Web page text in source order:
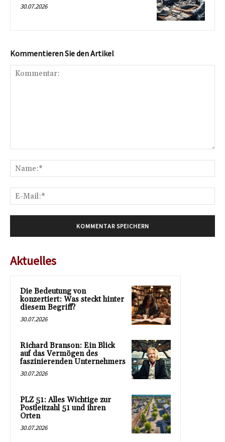
30.07.2026
Kommentieren Sie den Artikel
Aktuelles
Die Bedeutung von
konzertiert: Was steckt hinter
diesem Begriff?
30.07.2026
Richard Branson: Ein Blick
auf das Vermögen des
faszinierenden Unternehmers
30.07.2026
PLZ 51: Alles Wichtige zur
Postleitzahl 51 und ihren
Orten
30.07.2026